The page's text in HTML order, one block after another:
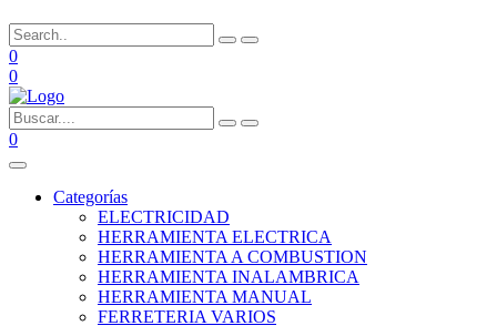
0
0
0
Categorías
ELECTRICIDAD
HERRAMIENTA ELECTRICA
HERRAMIENTA A COMBUSTION
HERRAMIENTA INALAMBRICA
HERRAMIENTA MANUAL
FERRETERIA VARIOS